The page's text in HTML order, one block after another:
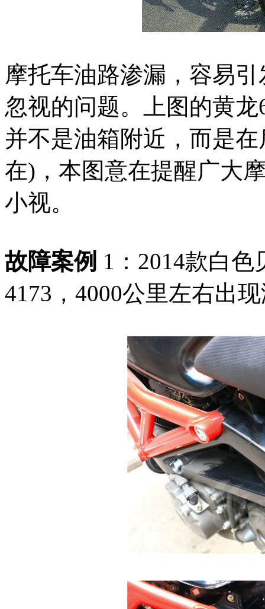
摩托车油路渗漏，容易
忽视的问题。上图的黄
并不是油箱附近，而是
在)，本图意在提醒广大
小视。
故障案例 1：2014款白
4173，4000公里左右出